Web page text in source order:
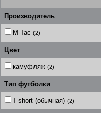
Производитель
M-Tac (2)
Цвет
камуфляж (2)
Тип футболки
T-short (обычная) (2)